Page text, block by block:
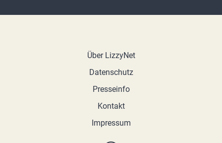
Über LizzyNet
Datenschutz
Presseinfo
Kontakt
Impressum